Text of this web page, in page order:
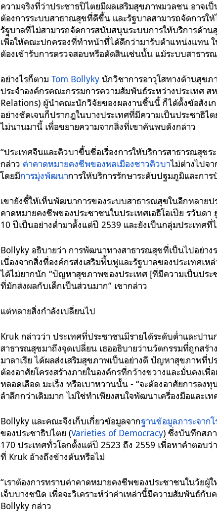
ความจริงที่ว่าประชาธปิไตยมีผลเสริมสุขภาพมวลชน อาจเ
ต้องการระบบสาธาณสุขที่ดีขึ้น และรัฐบาลสามารถจัดการใ
รัฐบาลที่ไม่สามารถจัดการสนับสนุนระบบการให้บริการด้า
เพื่อให้คณะปกครองที่ทำหน้าที่ได้ดีกว่ามารับตำแหน่งแทน
ต้องเข้ารับการตรวจสอบหรือตัดสินเช่นนั้น แม้ระบบสาธาร
อย่างไรก็ตาม Tom Bollyky นักวิชาการอาวุโสทางด้านสุข
ประจำองค์กรคณะกรรมการความสัมพันธ์ระหว่างประเทศ ส
Relations) ผู้นำคณะนักวิจัยของผลงานชิ้นนี้ ก็ได้ตั้งข้อสังเ
อย่างชัดเจนก็ปรากฏในบางประเทศที่มีความเป็นประชาธิไ
ไม่นานมานี้ เพื่อขยายความจากสิ่งที่เขาค้นพบดังกล่าว
“ประเทศจีนและคิวบาขึ้นชื่อเรื่องการให้บริการสาธารณสุข
กล่าว ค่าคาดหมายคงชีพของพลเมืองชาวคิวบาไม่ต่างไปจ
โดยมีการมุ่งพัฒนาการให้บริการรักษาระดับปฐมภูมิและกา
เขายังชี้ให้เห็นพัฒนาการของระบบสาธารณสุขในอีกหลายป
คาดหมายคงชีพของประชาชนในประเทศเอธิโอเปีย รวันด
10 ปีเป็นอย่างต่ำมาตั้งแต่ปี 2539 และยังเป็นกลุ่มประเทศที่
Bollyky อธิบายว่า การพัฒนาทางสาธารณสุขที่เป็นไปอย่าง
เนื่องจากสิ่งที่องค์กรส่งเสริมฟื้นฟูและรัฐบาลของประเทศเ
ได้ไม่ยากนัก “ปัญหาสุขภาพของประเทศ [ที่มีความเป็นประ
ที่มักส่งผลกับเด็กเป็นส่วนมาก” เขากล่าว
แต่หลายสิ่งกำลังเปลี่ยนไป
Kruk กล่าวว่า ประเทศที่ประชาชนมีรายได้ระดับต่ำและปา
สาธารณสุขมาถึงจุดเปลี่ยน เธออธิบายว่านวัตกรรมที่ถูกสร้า
มาลาเรีย ได้ผลส่งเสริมสุขภาพเป็นอย่างดี ปัญหาสุขภาพที่
ต้องอาศัยโครงสร้างภายในองค์กรที่กว้างขวางและมั่นคงเ
หลอดเลือด มะเร็ง หรือเบาหวานนั้น - “จะต้องอาศัยการล
ลำลึกกว่าเดิมมาก ไม่ใช่ทำเพียงสนใจพัฒนาเครื่องมือและเท
Bollyky และคณะจึงเก็บเกี่ยวข้อมูลจากฐานข้อมูลภาระจาก
ของประชาธิปไตย (Varieties of Democracy) ซึ่งบันทึกสภา
170 ประเทศทั่วโลกตั้งแต่ปี 2523 ถึง 2559 เพื่อหาคำตอบ
ที่ Kruk อ้างถึงข้างต้นหรือไม่
“เราต้องการทราบค่าคาดหมายคงชีพของประชาชนในวัยผู้
เจ็บบางชนิด เพื่อจะวิเคราะห์ว่าค่าเหล่านี้มีความสัมพันธ์กับ
Bollyky กล่าว